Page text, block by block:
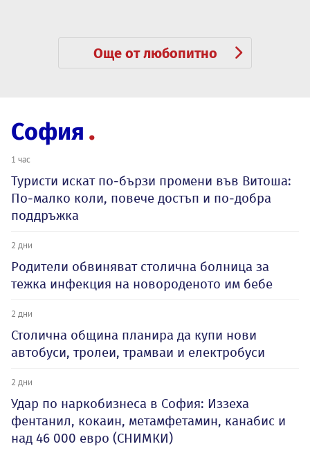
Още от любопитно
София
1 час
Туристи искат по-бързи промени във Витоша:
По-малко коли, повече достъп и по-добра
поддръжка
2 дни
Родители обвиняват столична болница за
тежка инфекция на новороденото им бебе
2 дни
Столична община планира да купи нови
автобуси, тролеи, трамваи и електробуси
2 дни
Удар по наркобизнеса в София: Иззеха
фентанил, кокаин, метамфетамин, канабис и
над 46 000 евро (СНИМКИ)